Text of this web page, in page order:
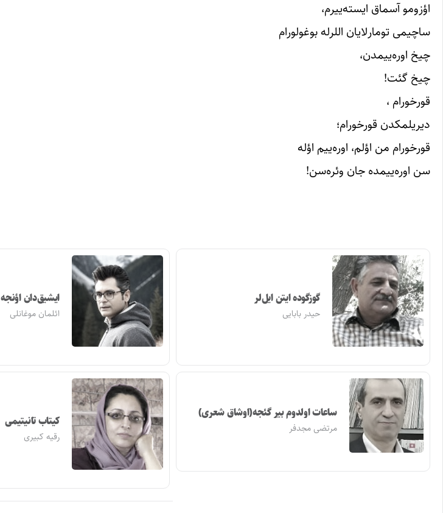
اؤزومو آسماق ایسته‌ییرم،
ساچیمی تومارلایان اللرله بوغولورام
چیخ اوره‌ییمدن،
چیخ گئت!
قورخورام ،
دیریلمکدن قورخورام؛
قورخورام من اؤلم، اوره‌ییم اؤله
سن اوره‌ییمده جان وئره‌سن!
گوزگوده ایتن ایل‌لر
حیدر بابایی
ایشیق‌دان اؤنجه
ائلمان موغانلی
ساعات اولدوم بیر گئجه(اوشاق شعری)
مرتضی مجدفر کیتاب تانیتیمی
رقیه کبیری